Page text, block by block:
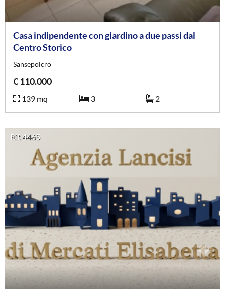
Casa indipendente con giardino a due passi dal
Centro Storico
Sansepolcro
€ 110.000
139 mq 3 2
Rif. 4465